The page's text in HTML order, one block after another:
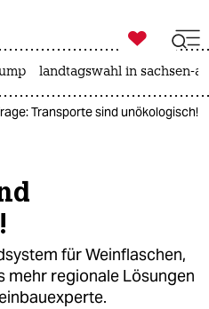
ich

taz zahl ich
landtagswahl in sachsen-
Transporte sind unökologisch!
für Weinflaschen,
mehr regionale Lösungen